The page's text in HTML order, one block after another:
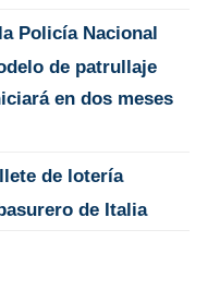
Policía Nacional
de patrullaje
en dos meses
de lotería
de Italia